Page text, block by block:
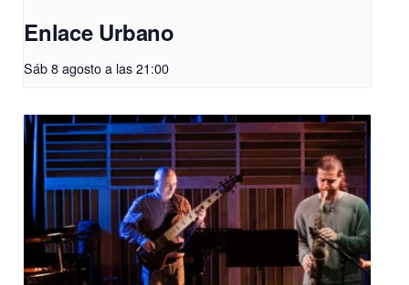
Enlace Urbano
Sáb 8 agosto a las 21:00